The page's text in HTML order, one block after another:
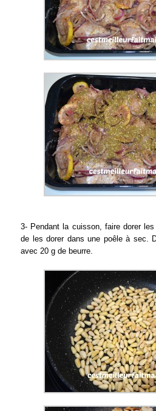
3- Pendant la cuisson, faire dorer
de les dorer dans une poêle à sec.
avec 20 g de beurre.